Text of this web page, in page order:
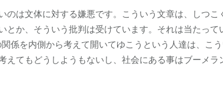
は文体に対する嫌悪です。こういう文章は、しつ
とか、そういう批判は受けています。それは当たっ
係を内側から考えて開いてゆこうという人達は、こ
てもどうしようもないし、社会にある事はブーメ